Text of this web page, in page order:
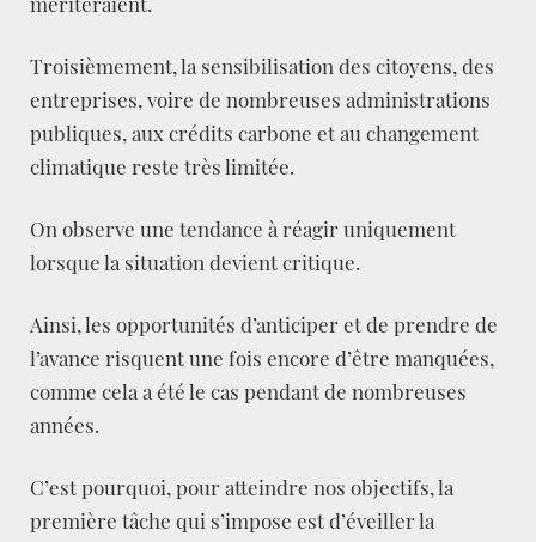
Troisièmement, la sensibilisation des citoyens, des
entreprises, voire de nombreuses administrations
publiques, aux crédits carbone et au changement
climatique reste très limitée.
On observe une tendance à réagir uniquement
lorsque la situation devient critique.
Ainsi, les opportunités d’anticiper et de prendre de
l’avance risquent une fois encore d’être manquées,
comme cela a été le cas pendant de nombreuses
années.
C’est pourquoi, pour atteindre nos objectifs, la
première tâche qui s’impose est d’éveiller la